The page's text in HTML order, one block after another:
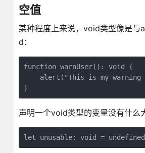
空值
某种程度上来说，void类型像是与
d：
function warnUser(): void {
alert("This is my warning
声明一个void类型的变量没有什么